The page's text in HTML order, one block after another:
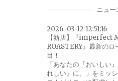
ニュー
2026-03-12 12:51:16
【新店】『imperfect
ROASTERY』最新のロ
目！
「あなたの『おいしい
れしい』に。」をミッ